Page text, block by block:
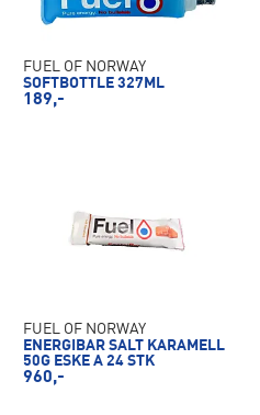
FUEL OF NORWAY
SOFTBOTTLE 327ML
189,-
FUEL OF NORWAY
ENERGIBAR SALT KARAMELL
50G ESKE A 24 STK
960,-